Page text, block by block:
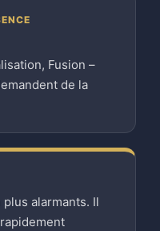
Fusion –
de la
alarmants. Il